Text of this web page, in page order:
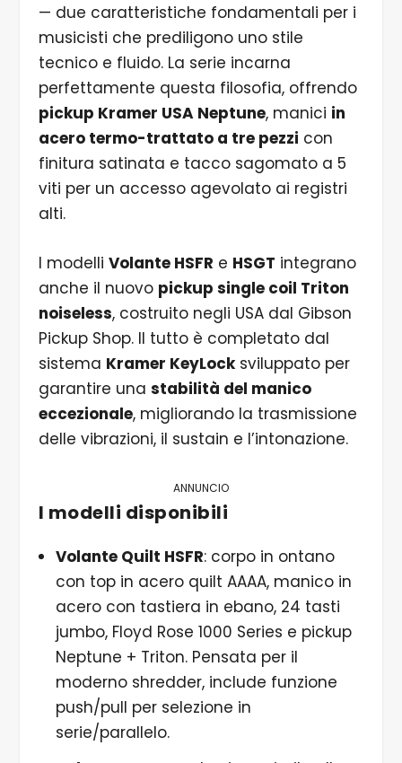
— due caratteristiche fondamentali per i
musicisti che prediligono uno stile
tecnico e fluido. La serie incarna
perfettamente questa filosofia, offrendo
pickup Kramer USA Neptune, manici in
acero termo-trattato a tre pezzi con
finitura satinata e tacco sagomato a 5
viti per un accesso agevolato ai registri
alti.
I modelli Volante HSFR e HSGT integrano
anche il nuovo pickup single coil Triton
noiseless, costruito negli USA dal Gibson
Pickup Shop. Il tutto è completato dal
sistema Kramer KeyLocksviluppato per
garantire una stabilità del manico
eccezionale, migliorando la trasmissione
delle vibrazioni, il sustain e l’intonazione.
ANNUNCIO
I modelli disponibili
Volante Quilt HSFR: corpo in ontano
con top in acero quilt AAAA, manico in
acero con tastiera in ebano, 24 tasti
jumbo, Floyd Rose 1000 Series e pickup
Neptune + Triton. Pensata per il
moderno shredder, include funzione
push/pull per selezione in
serie/parallelo.